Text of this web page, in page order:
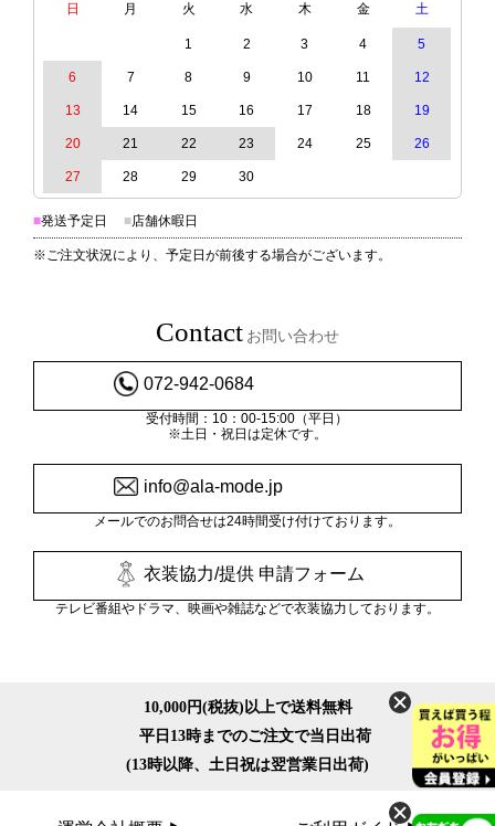
日
月 火 水 木 金 土
1 2 3 4 5
6 7 8 9 10 11 12
13 14 15 16 17 18 19
20 21 22 23 24 25 26
27 28 29 30
■発送予定日 ■店舗休暇日
※ご注文状況により、予定日が前後する場合がございます。
Contact お問い合わせ
072-942-0684
受付時間：10：00-15:00（平日）
※土日・祝日は定休です。
info@ala-mode.jp
メールでのお問合せは24時間受け付けております。
衣装協力/提供 申請フォーム
テレビ番組やドラマ、映画や雑誌などで衣装協力しております。
10,000円(税抜)以上で送料無料
平日13時までのご注文で当日出荷
(13時以降、土日祝は翌営業日出荷)